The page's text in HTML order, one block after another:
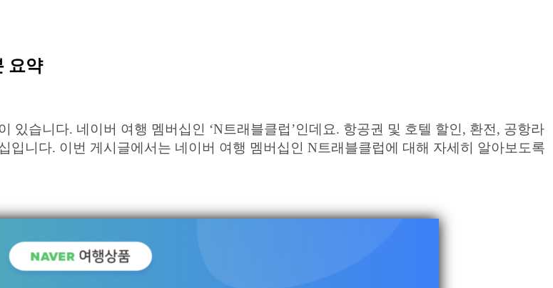
요약
습니다. 네이버 여행 멤버십인 ‘N트래블클럽’인데요. 항공권 및 호텔 할인, 환전, 공항라
니다. 이번 게시글에서는 네이버 여행 멤버십인 N트래블클럽에 대해 자세히 알아보도록